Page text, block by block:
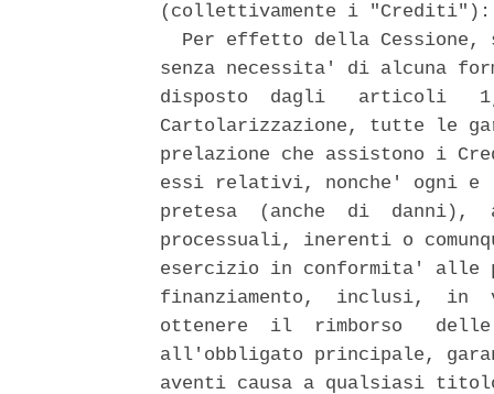
(collettivamente i
Per effetto della Cessione,
senza necessita' di alcuna
disposto  dagli   articoli
Cartolarizzazione, tutte le
prelazione che assistono i
essi relativi, nonche' ogni
pretesa  (anche  di  danni),
processuali, inerenti o
esercizio in conformita'
finanziamento,  inclusi,
ottenere  il  rimborso
all'obbligato principale,
aventi causa a qualsiasi